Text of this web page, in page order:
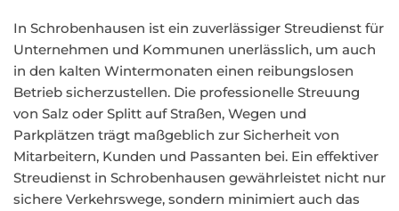
In Schrobenhausen ist ein zuverlässiger Streudienst für
Unternehmen und Kommunen unerlässlich, um auch
in den kalten Wintermonaten einen reibungslosen
Betrieb sicherzustellen. Die professionelle Streuung
von Salz oder Splitt auf Straßen, Wegen und
Parkplätzen trägt maßgeblich zur Sicherheit von
Mitarbeitern, Kunden und Passanten bei. Ein effektiver
Streudienst in Schrobenhausen gewährleistet nicht nur
sichere Verkehrswege, sondern minimiert auch das